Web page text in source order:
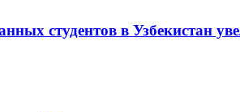
студентов в Узбекистан